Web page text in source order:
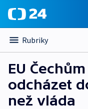
Rubriky
EU
odcházet
než vláda